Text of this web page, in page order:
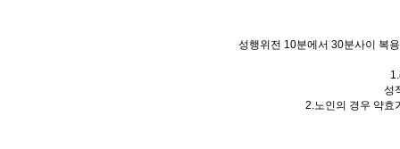
성행위전 10분에서 30분사이 복
성
2.노인의 경우 약효